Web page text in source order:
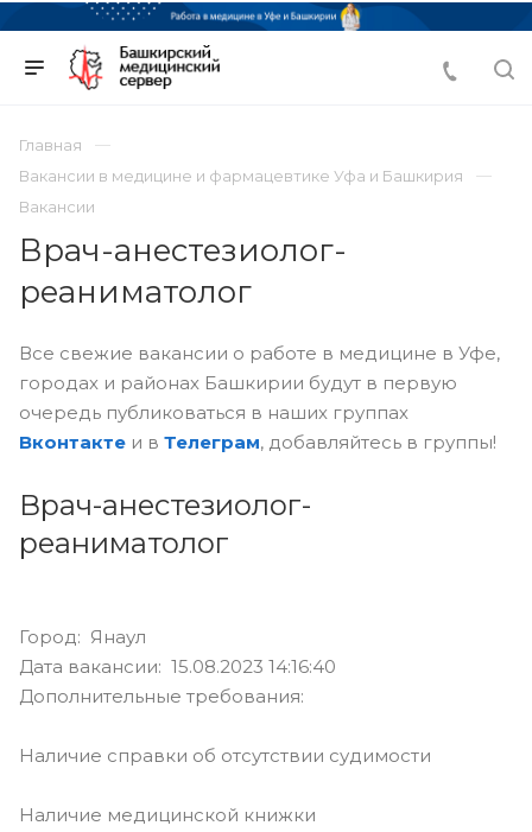
Главная
Вакансии в медицине и фармацевтике Уфа и Башкирия
Вакансии
Врач-анестезиолог-
реаниматолог
Все свежие вакансии о работе в медицине в Уфе,
городах и районах Башкирии будут в первую
очередь публиковаться в наших группах
Вконтакте и в Телеграм, добавляйтесь в группы!
Врач-анестезиолог-
реаниматолог
Город: Янаул
Дата вакансии: 15.08.2023 14:16:40
Дополнительные требования:
Наличие справки об отсутствии судимости
Наличие медицинской книжки